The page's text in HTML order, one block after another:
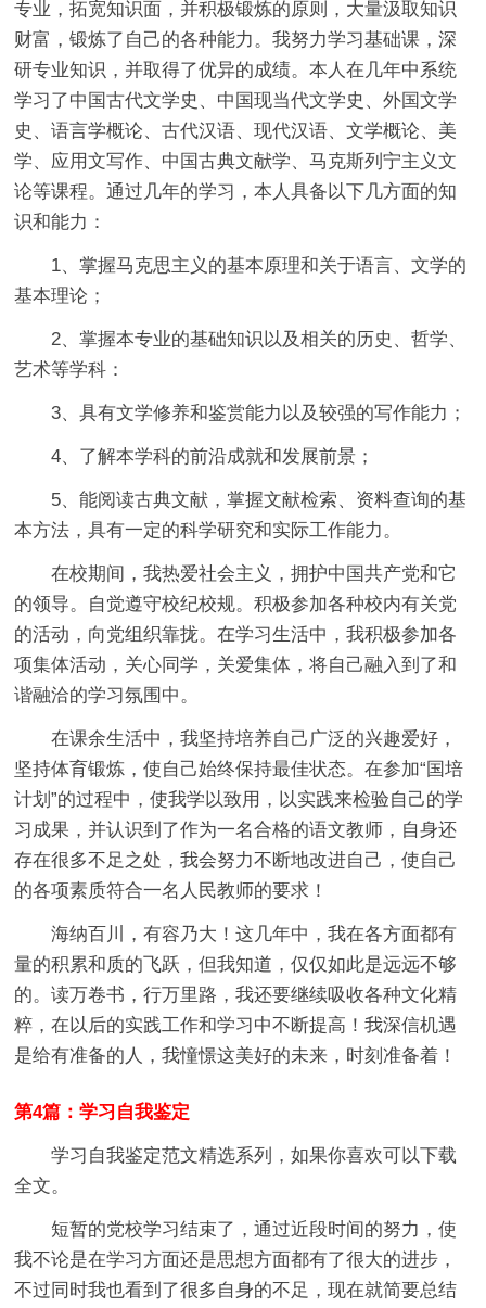
专业，拓宽知识面，并积极锻炼的原则，大量汲取知识
财富，锻炼了自己的各种能力。我努力学习基础课，深
研专业知识，并取得了优异的成绩。本人在几年中系统
学习了中国古代文学史、中国现当代文学史、外国文学
史、语言学概论、古代汉语、现代汉语、文学概论、美
学、应用文写作、中国古典文献学、马克斯列宁主义文
论等课程。通过几年的学习，本人具备以下几方面的知
识和能力：
1、掌握马克思主义的基本原理和关于语言、文学的
基本理论；
2、掌握本专业的基础知识以及相关的历史、哲学、
艺术等学科：
3、具有文学修养和鉴赏能力以及较强的写作能力；
4、了解本学科的前沿成就和发展前景；
5、能阅读古典文献，掌握文献检索、资料查询的基
本方法，具有一定的科学研究和实际工作能力。
在校期间，我热爱社会主义，拥护中国共产党和它
的领导。自觉遵守校纪校规。积极参加各种校内有关党
的活动，向党组织靠拢。在学习生活中，我积极参加各
项集体活动，关心同学，关爱集体，将自己融入到了和
谐融洽的学习氛围中。
在课余生活中，我坚持培养自己广泛的兴趣爱好，
坚持体育锻炼，使自己始终保持最佳状态。在参加“国培
计划”的过程中，使我学以致用，以实践来检验自己的学
习成果，并认识到了作为一名合格的语文教师，自身还
存在很多不足之处，我会努力不断地改进自己，使自己
的各项素质符合一名人民教师的要求！
海纳百川，有容乃大！这几年中，我在各方面都有
量的积累和质的飞跃，但我知道，仅仅如此是远远不够
的。读万卷书，行万里路，我还要继续吸收各种文化精
粹，在以后的实践工作和学习中不断提高！我深信机遇
是给有准备的人，我憧憬这美好的未来，时刻准备着！
第4篇：学习自我鉴定
学习自我鉴定范文精选系列，如果你喜欢可以下载
全文。
短暂的党校学习结束了，通过近段时间的努力，使
我不论是在学习方面还是思想方面都有了很大的进步，
不过同时我也看到了很多自身的不足，现在就简要总结